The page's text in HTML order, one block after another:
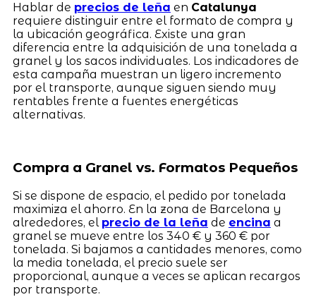
Hablar de precios de leña en Catalunya
requiere distinguir entre el formato de compra y
la ubicación geográfica. Existe una gran
diferencia entre la adquisición de una tonelada a
granel y los sacos individuales. Los indicadores de
esta campaña muestran un ligero incremento
por el transporte, aunque siguen siendo muy
rentables frente a fuentes energéticas
alternativas.
Compra a Granel vs. Formatos Pequeños
Si se dispone de espacio, el pedido por tonelada
maximiza el ahorro. En la zona de Barcelona y
alrededores, el precio de la leña de encina a
granel se mueve entre los 340 € y 360 € por
tonelada. Si bajamos a cantidades menores, como
la media tonelada, el precio suele ser
proporcional, aunque a veces se aplican recargos
por transporte.